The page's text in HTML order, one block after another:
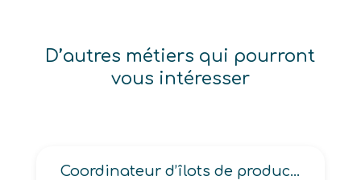
D’autres métiers qui pourront
vous intéresser
Coordinateur d’îlots de production en industrie de transformation